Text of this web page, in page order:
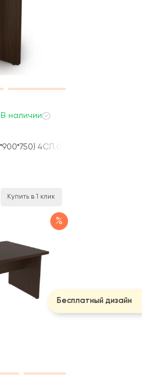
В наличии
4СП.009 ТАЙМ-МАКС /
Купить в 1 клик
%
Бесплатный дизайн